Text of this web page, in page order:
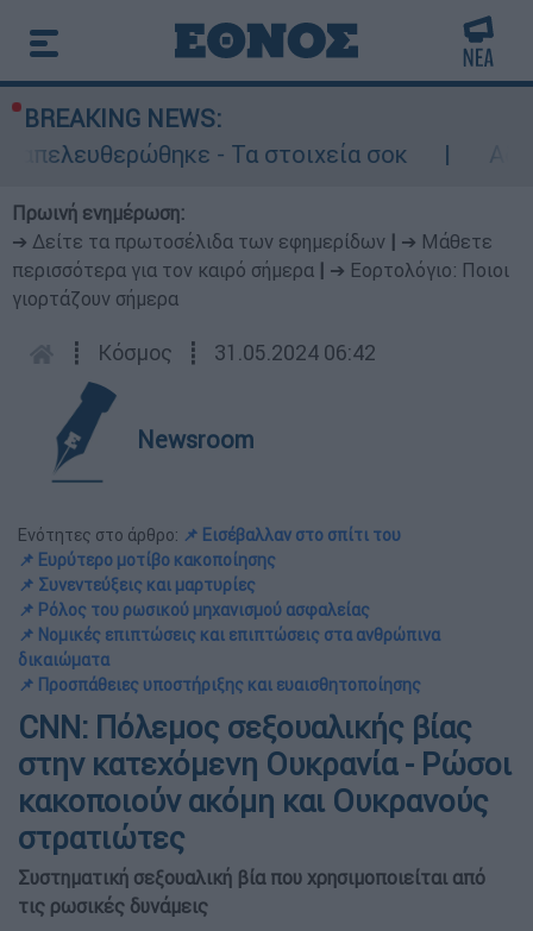
BREAKING NEWS:
- Τα στοιχεία σοκ
Πρωινή ενημέρωση:
➔ Δείτε τα πρωτοσέλιδα των εφημερίδων
➔ Μάθετε
περισσότερα για τον καιρό σήμερα
➔ Εορτολόγιο: Ποιοι
γιορτάζουν σήμερα
┋ Κόσμος ┋ 31.05.2024 06:42
Newsroom
Ενότητες στο άρθρο: 📌 Εισέβαλλαν στο σπίτι του
📌 Ευρύτερο μοτίβο κακοποίησης
📌 Συνεντεύξεις και μαρτυρίες
📌 Ρόλος του ρωσικού μηχανισμού ασφαλείας
📌 Νομικές επιπτώσεις και επιπτώσεις στα ανθρώπινα
δικαιώματα
📌 Προσπάθειες υποστήριξης και ευαισθητοποίησης
CNN: Πόλεμος σεξουαλικής βίας
στην κατεχόμενη Ουκρανία - Ρώσοι
κακοποιούν ακόμη και Ουκρανούς
στρατιώτες
Συστηματική σεξουαλική βία που χρησιμοποιείται από
τις ρωσικές δυνάμεις